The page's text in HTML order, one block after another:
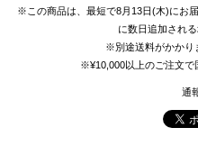
※この商品は、最短で8月13日(木)にお
に数日追加される
※別途送料がかかり
※¥10,000以上のご注文で
通